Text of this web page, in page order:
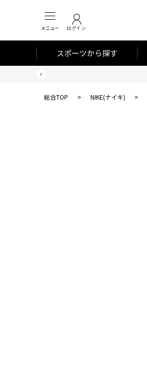
メニュー ログイン
スポーツから探す
総合TOP > NIKE(ナイキ) >